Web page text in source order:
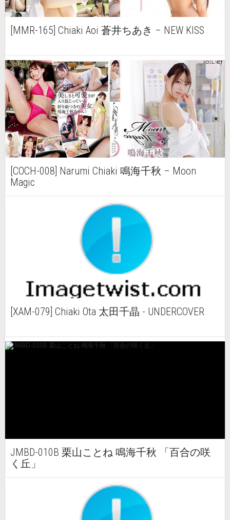
[MMR-165] Chiaki Aoi 蒼井ちあき – NEW KISS
[COCH-008] Narumi Chiaki 鳴海千秋 – Moon
Magic
[XAM-079] Chiaki Ota 太田千晶 - UNDERCOVER
JMBD-010B 栗山ことね 鳴海千秋 「百合の咲
く丘」